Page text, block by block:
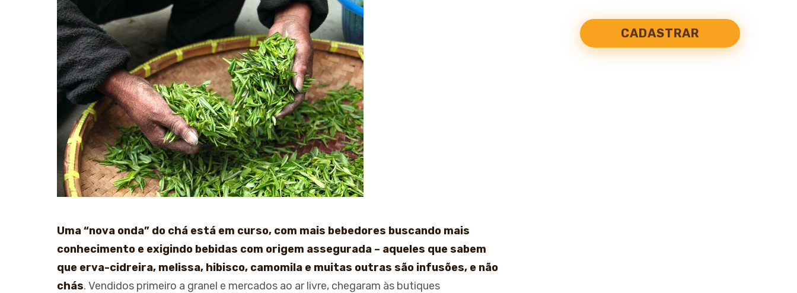
Uma “nova onda” do chá está em curso, com mais bebedores buscando mais
conhecimento e exigindo bebidas com origem assegurada – aqueles que sabem
que erva-cidreira, melissa, hibisco, camomila e muitas outras são infusões, e não
chás. Vendidos primeiro a granel e mercados ao ar livre, chegaram às butiques
CADASTRAR